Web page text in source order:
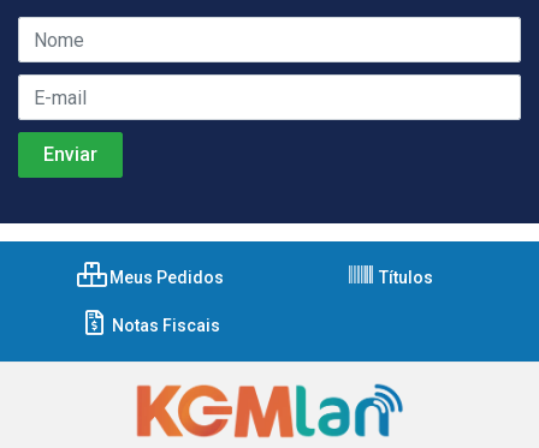
Meus Pedidos Títulos
Notas Fiscais